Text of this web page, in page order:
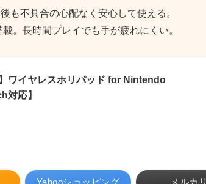
も不具合の心配なく安心して使える。
。長時間プレイでも手が疲れにくい。
ワイヤレスホリパッド for Nintendo
応】
Yahooショッピング メルカリ